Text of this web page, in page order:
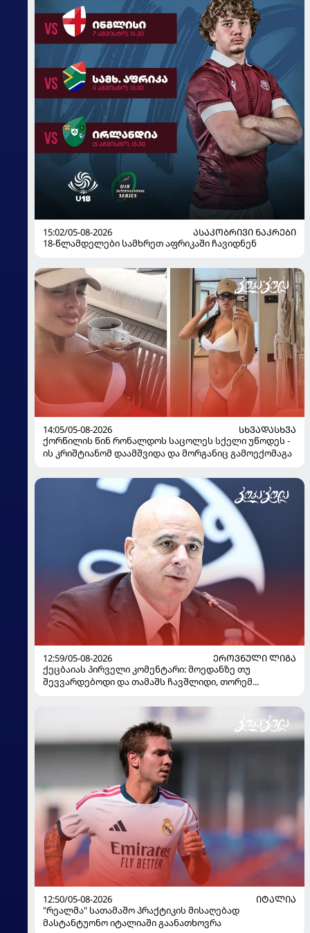
15:02/05-08-2026
ᲐᲡᲐᲙᲝᲑᲠᲘᲕᲘ ᲜᲐᲙᲠᲔᲑᲘ
18-წლამდელები სამხრეთ აფრიკაში ჩავიდნენ
14:05/05-08-2026
ᲡᲮᲕᲐᲓᲐᲡᲮᲕᲐ
ქორწილის წინ რონალდოს საცოლეს სქელი უწოდეს -
ის კრიშტიანომ დაამშვიდა და მორგანიც გამოექომაგა
12:59/05-08-2026
ᲔᲠᲝᲕᲜᲣᲚᲘ ᲚᲘᲒᲐ
ქეცბაიას პირველი კომენტარი: მოედანზე თუ
შევვარდებოდი და თამაშს ჩავშლიდი, თორემ...
12:50/05-08-2026
ᲘᲢᲐᲚᲘᲐ
"რეალმა" სათამაშო პრაქტიკის მისაღებად
მასტანტუონო იტალიაში გაანათხოვრა